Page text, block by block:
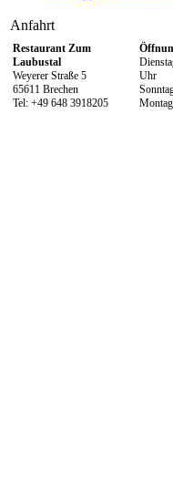
Anfahrt
Restaurant Zum
Laubustal
Weyerer Straße 5
65611 Brechen
Tel: +49 648 3918205
Uhr